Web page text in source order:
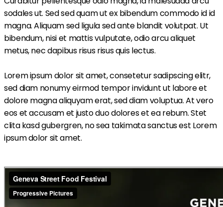
sodales ut. Sed sed quam ut ex bibendum commodo id id
magna. Aliquam sed ligula sed ante blandit volutpat. Ut
bibendum, nisi et mattis vulputate, odio arcu aliquet
metus, nec dapibus risus risus quis lectus.
Lorem ipsum dolor sit amet, consetetur sadipscing elitr,
sed diam nonumy eirmod tempor invidunt ut labore et
dolore magna aliquyam erat, sed diam voluptua. At vero
eos et accusam et justo duo dolores et ea rebum. Stet
clita kasd gubergren, no sea takimata sanctus est Lorem
ipsum dolor sit amet.